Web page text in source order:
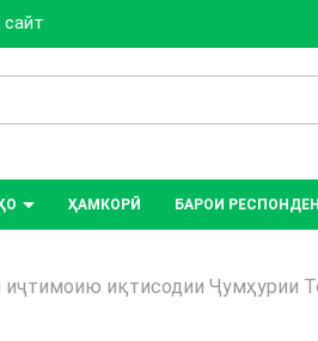
сайт
ҲАМКОРӢ БАРОИ
иҷтимоию иқтисодии Ҷумҳурии